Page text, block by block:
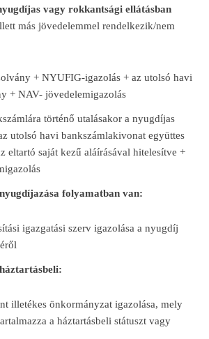
vagy rokkantsági ellátásban
más jövedelemmel rendelkezik/nem
+ NYUFIG-igazolás + az utolsó havi
+ NAV- jövedelemigazolás
történő utalásakor a nyugdíjas
utolsó havi bankszámlakivonat együttes
eltartó saját kezű aláírásával hitelesítve +
folyamatban van:
igazgatási szerv igazolása a nyugdíj
illetékes önkormányzat igazolása, mely
a háztartásbeli státuszt vagy